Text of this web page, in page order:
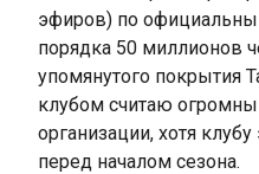
эфиров) по
порядка 50 миллионов
упомянутого покрытия
клубом считаю
организации, хотя
перед началом сезона.